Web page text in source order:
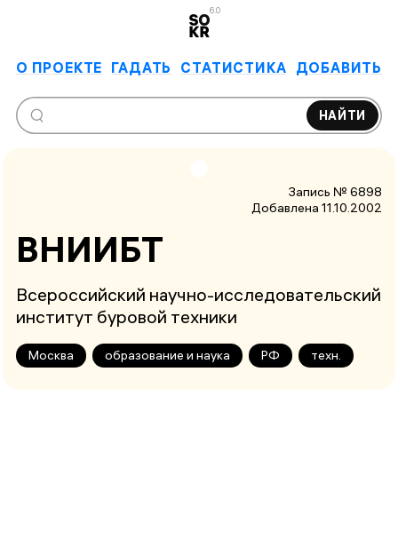
6.0
О ПРОЕКТЕ ГАДАТЬ СТАТИСТИКА ДОБАВИТЬ
НАЙТИ
Запись № 6898
Добавлена 11.10.2002
ВНИИБТ
Всероссийский научно-исследовательский
институт буровой техники
Москва образование и наука РФ техн.